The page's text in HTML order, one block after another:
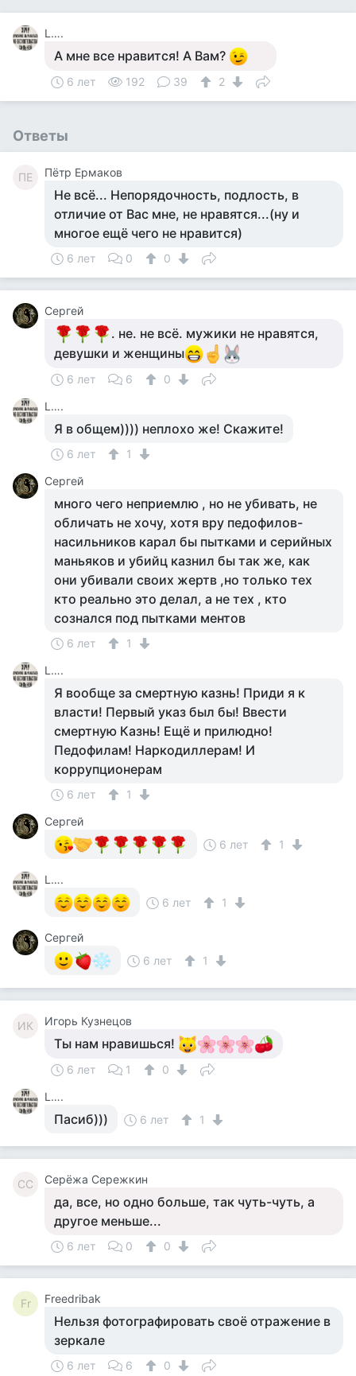
L….
А мне все нравится! А Вам?
6 лет 192 39 2
Ответы
ПЕ Пётр Ермаков
Не всё... Непорядочность, подлость, в
отличие от Вас мне, не нравятся...(ну и
многое ещё чего не нравится)
6 лет 0 0
Сергей
. не. не всё. мужики не нравятся,
девушки и женщины
6 лет 6
0
L….
Я в общем)))) неплохо же! Скажите!
6 лет
1
Сергей
много чего неприемлю , но не убивать, не
обличать не хочу, хотя вру педофилов-
насильников карал бы пытками и серийных
маньяков и убийц казнил бы так же, как
они убивали своих жертв ,но только тех
кто реально это делал, а не тех , кто
сознался под пытками ментов
6 лет
1
L….
Я вообще за смертную казнь! Приди я к
власти! Первый указ был бы! Ввести
смертную Казнь! Ещё и прилюдно!
Педофилам! Наркодиллерам! И
коррупционерам
6 лет
1
Сергей
6 лет
1
L….
6 лет
1
Сергей
6 лет
1
ИК Игорь Кузнецов
Ты нам нравишься!
6 лет 1
0
L….
Пасиб))) 6 лет 1
СС Серёжа Сережкин
да, все, но одно больше, так чуть-чуть, а
другое меньше...
6 лет 0 0
Fr Freedribak
Нельзя фотографировать своё отражение в
зеркале
6 лет 6
0